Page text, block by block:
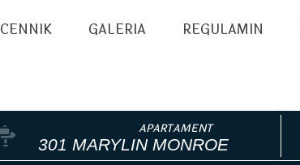
CENNIK GALERIA REGULAMIN
301 MARYLIN MONROE